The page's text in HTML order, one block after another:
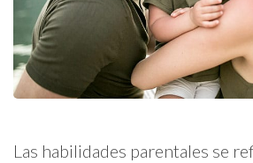
Las habilidades parentales se